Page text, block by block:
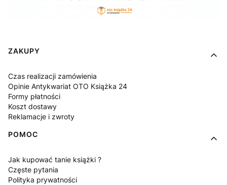
Linki w stopce
ZAKUPY
Czas realizacji zamówienia
Opinie Antykwariat OTO Książka 24
Formy płatności
Koszt dostawy
Reklamacje i zwroty
POMOC
Jak kupować tanie książki ?
Częste pytania
Polityka prywatności